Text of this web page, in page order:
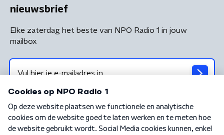
nieuwsbrief
Elke zaterdag het beste van NPO Radio 1 in jouw
mailbox